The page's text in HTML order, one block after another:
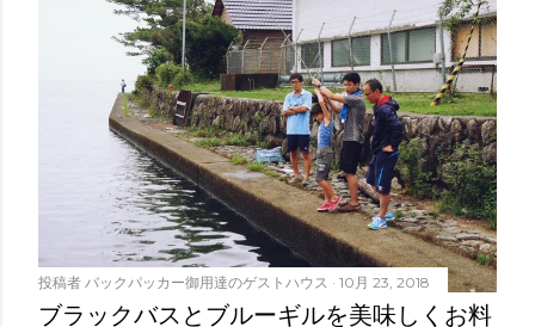
投稿者 バックパッカー御用達のゲストハウス 10月 23, 2018
ブラックバスとブルーギルを美味しくお料